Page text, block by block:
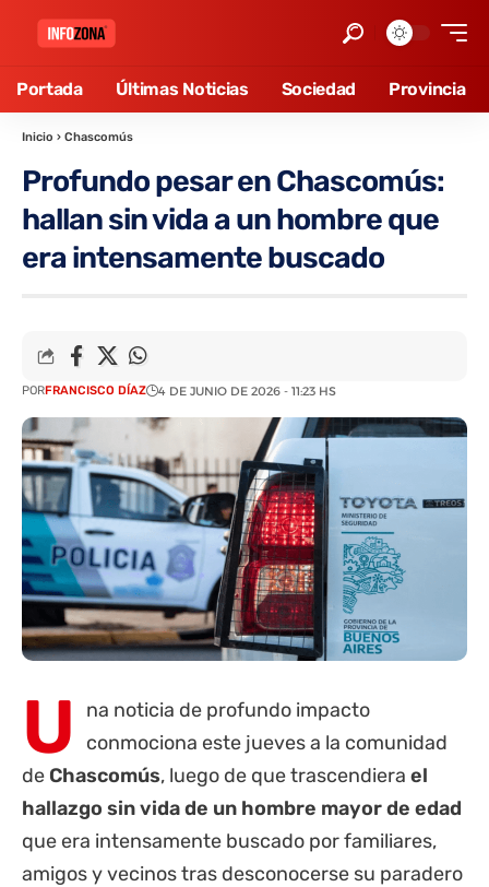
Portada Últimas Noticias Sociedad Provincia
Inicio › Chascomús
Profundo pesar en Chascomús:
hallan sin vida a un hombre que
era intensamente buscado
PORFRANCISCO DÍAZ 4 DE JUNIO DE 2026 - 11:23 HS
U
na noticia de profundo impacto
conmociona este jueves a la comunidad
de Chascomús, luego de que trascendiera el
hallazgo sin vida de un hombre mayor de edad
que era intensamente buscado por familiares,
amigos y vecinos tras desconocerse su paradero